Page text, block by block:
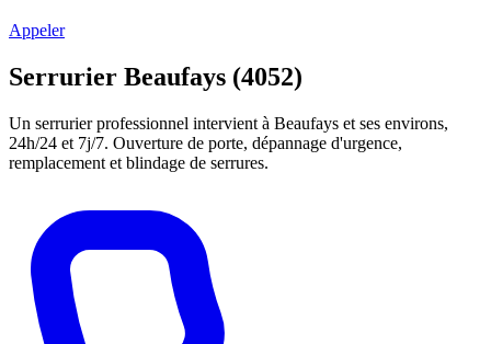
Appeler
Serrurier Beaufays (4052)
Un serrurier professionnel intervient à Beaufays et ses environs,
24h/24 et 7j/7. Ouverture de porte, dépannage d'urgence,
remplacement et blindage de serrures.